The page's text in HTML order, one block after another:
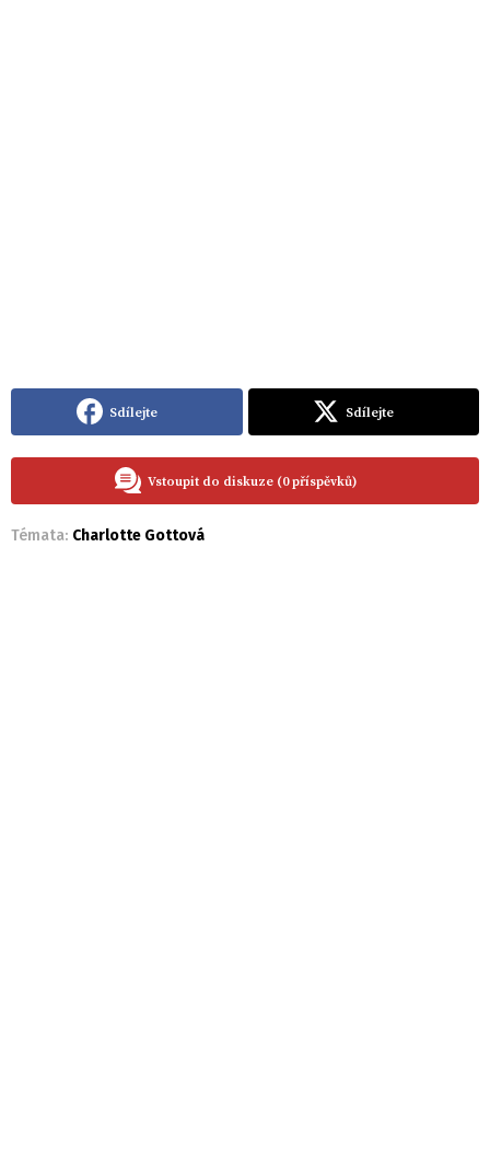
Sdílejte Sdílejte
Vstoupit do diskuze (0 příspěvků)
Témata: Charlotte Gottová